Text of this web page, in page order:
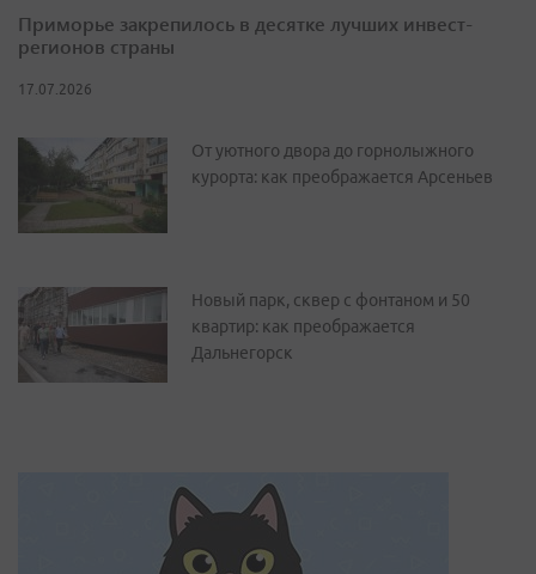
Приморье закрепилось в десятке лучших инвест-
регионов страны
17.07.2026
От уютного двора до горнолыжного
курорта: как преображается Арсеньев
Новый парк, сквер с фонтаном и 50
квартир: как преображается
Дальнегорск